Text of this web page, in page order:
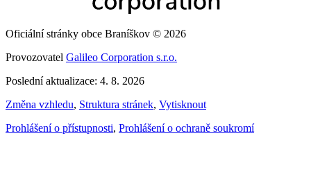
Oficiální stránky obce Braníškov © 2026
Provozovatel Galileo Corporation s.r.o.
Poslední aktualizace: 4. 8. 2026
Změna vzhledu, Struktura stránek, Vytisknout
Prohlášení o přístupnosti, Prohlášení o ochraně soukromí